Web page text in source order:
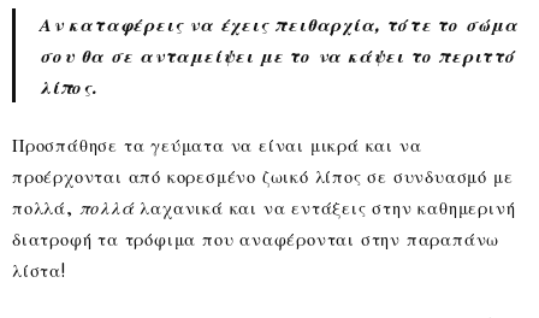
Αν καταφέρεις να έχεις πειθαρχία, τότε το σώμα
σου θα σε ανταμείψει με το να κάψει το περιττό
λίπος.
Προσπάθησε τα γεύματα να είναι μικρά και να
προέρχονται από κορεσμένο ζωικό λίπος σε συνδυασμό με
πολλά, πολλάλαχανικά και να εντάξεις στην καθημερινή
διατροφή τα τρόφιμα που αναφέρονται στην παραπάνω
λίστα!